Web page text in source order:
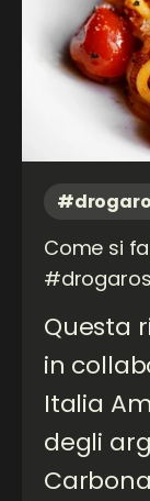
Come si
Questa
in
Italia
degli